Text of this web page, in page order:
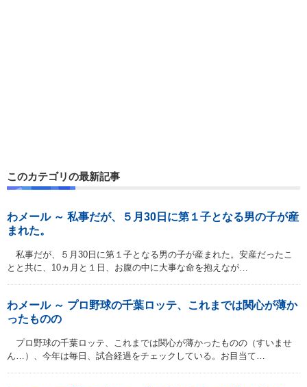
このカテゴリの最新記事
わメール ～ 私事だが、５月30日に第１子となる男の子が産
まれた。
私事だが、５月30日に第１子となる男の子が産まれた。安産だったこ
とと共に、10ヵ月と１日、お腹の中に大事な命を抱えなが…
わメール ～ プロ野球の千葉ロッテ、これまでは関心が薄か
ったものの
プロ野球の千葉ロッテ、これまでは関心が薄かったものの（すいませ
ん…）、今年は毎日、試合経過をチェックしている。お目当て…